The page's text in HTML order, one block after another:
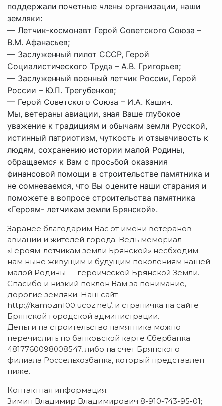
поддержали почетные члены организации, наши
земляки:
— Летчик-космонавт Герой Советского Союза –
В.М. Афанасьев;
— Заслуженный пилот СССР, Герой
Социалистического Труда – А.В. Григорьев;
— Заслуженный военный летчик России, Герой
России – Ю.П. Трегубенков;
— Герой Советского Союза – И.А. Кашин.
Мы, ветераны авиации, зная Ваше глубокое
уважение к традициям и обычаям земли Русской,
истинный патриотизм, чуткость и отзывчивость к
людям, сохранению истории малой Родины,
обращаемся к Вам с просьбой оказания
финансовой помощи в строительстве памятника и
не сомневаемся, что Вы оцените наши старания и
поможете в вопросе строительства памятника
«Героям- летчикам земли Брянской».
Заранее благодарим Вас от имени ветеранов
авиации и жителей города. Ведь мемориал
«Героям-летчикам земли Брянской» необходим
нам ныне живущим и будущим поколениям нашей
малой Родины — героической Брянской Земли.
Спасибо и низкий поклон Вам за понимание,
дорогие земляки. Наш сайт
http://kamozin100.ucoz.net/, и страничка на сайте
Брянской городской администрации.
Деньги на строительство памятника можно
перечислить по банковской карте Сбербанка
4817760098008547, либо на счет Брянского
филиала Россельхозбанка, который представлен
ниже.
Контактная информация:
Зимин Владимир Владимирович 8-910-743-95-01;